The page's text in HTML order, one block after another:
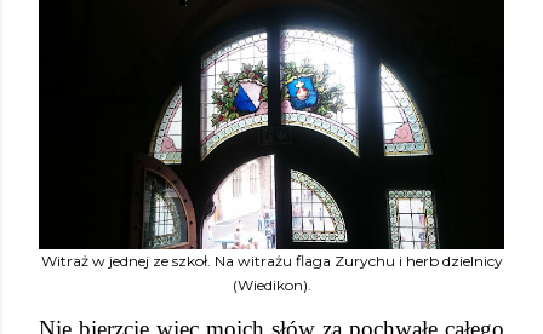
Witraż w jednej ze szkoł. Na witrażu flaga Zurychu i herb dzielnicy
(Wiedikon).
Nie bierzcie więc moich słów za pochwałę całego